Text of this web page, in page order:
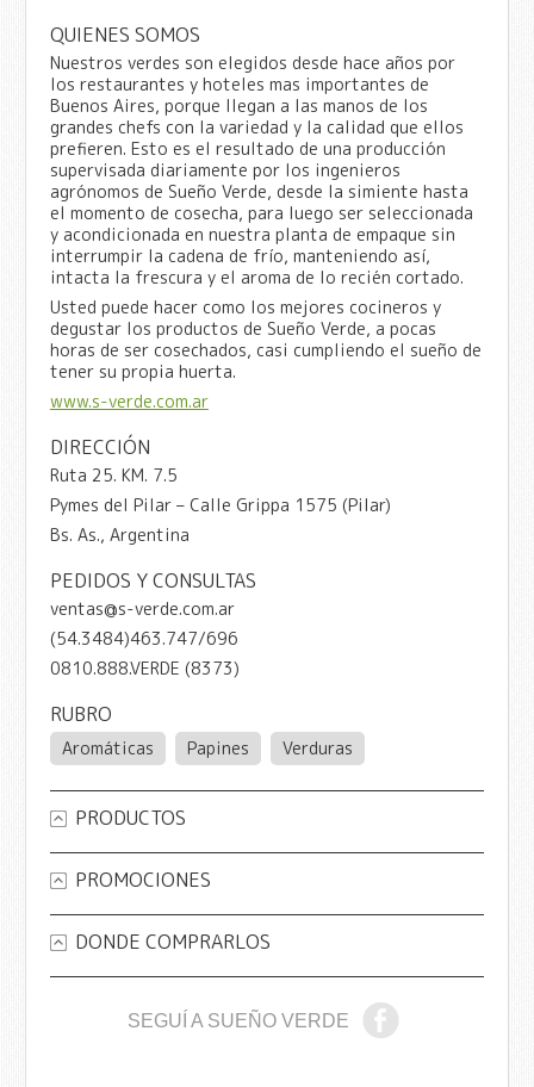
QUIENES SOMOS
Nuestros verdes son elegidos desde hace años por
los restaurantes y hoteles mas importantes de
Buenos Aires, porque llegan a las manos de los
grandes chefs con la variedad y la calidad que ellos
prefieren. Esto es el resultado de una producción
supervisada diariamente por los ingenieros
agrónomos de Sueño Verde, desde la simiente hasta
el momento de cosecha, para luego ser seleccionada
y acondicionada en nuestra planta de empaque sin
interrumpir la cadena de frío, manteniendo así,
intacta la frescura y el aroma de lo recién cortado.
Usted puede hacer como los mejores cocineros y
degustar los productos de Sueño Verde, a pocas
horas de ser cosechados, casi cumpliendo el sueño de
tener su propia huerta.
www.s-verde.com.ar
DIRECCIÓN
Ruta 25. KM. 7.5
Pymes del Pilar – Calle Grippa 1575 (Pilar)
Bs. As., Argentina
PEDIDOS Y CONSULTAS
ventas@s-verde.com.ar
(54.3484)463.747/696
0810.888.VERDE (8373)
RUBRO
Aromáticas Papines Verduras
PRODUCTOS
PROMOCIONES
DONDE COMPRARLOS
SEGUÍ A SUEÑO VERDE